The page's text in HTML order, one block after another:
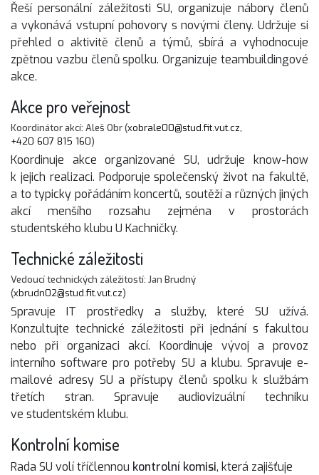
Řeší personální záležitosti SU, organizuje nábory členů
a vykonává vstupní pohovory s novými členy. Udržuje si
přehled o aktivitě členů a týmů, sbírá a vyhodnocuje
zpětnou vazbu členů spolku. Organizuje teambuildingové
akce.
Akce pro veřejnost
Koordinátor akcí: Aleš Obr (xobrale00@stud.fit.vut.cz,
+420 607 815 160)
Koordinuje akce organizované SU, udržuje know-how
k jejich realizaci. Podporuje společenský život na fakultě,
a to typicky pořádáním koncertů, soutěží a různých jiných
akcí menšího rozsahu zejména v prostorách
studentského klubu U Kachničky.
Technické záležitosti
Vedoucí technických záležitostí: Jan Brudný
(xbrudn02@stud.fit.vut.cz)
Spravuje IT prostředky a služby, které SU užívá.
Konzultujte technické záležitosti při jednání s fakultou
nebo při organizaci akcí. Koordinuje vývoj a provoz
interního software pro potřeby SU a klubu. Spravuje e-
mailové adresy SU a přístupy členů spolku k službám
třetích stran. Spravuje audiovizuální techniku
ve studentském klubu.
Kontrolní komise
Rada SU volí tříčlennou kontrolní komisi, která zajišťuje